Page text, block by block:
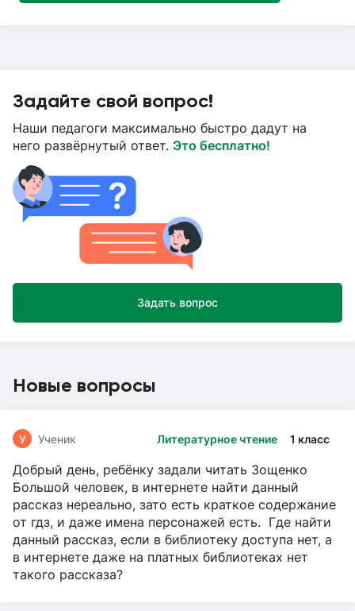
Задайте свой вопрос!
Наши педагоги максимально быстро дадут на
него развёрнутый ответ. Это бесплатно!
Задать вопрос
Новые вопросы
Литературное чтение 1 класс
У Ученик
Добрый день, ребёнку задали читать Зощенко
Большой человек, в интернете найти данный
рассказ нереально, зато есть краткое содержание
от гдз, и даже имена персонажей есть. Где найти
данный рассказ, если в библиотеку доступа нет, а
в интернете даже на платных библиотеках нет
такого рассказа?